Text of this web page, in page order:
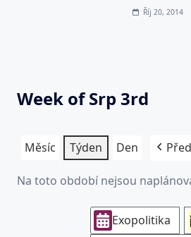
Říj 20, 2014
Week of Srp 3rd
Měsíc Týden Den
Na toto období nejsou
Exopolitika